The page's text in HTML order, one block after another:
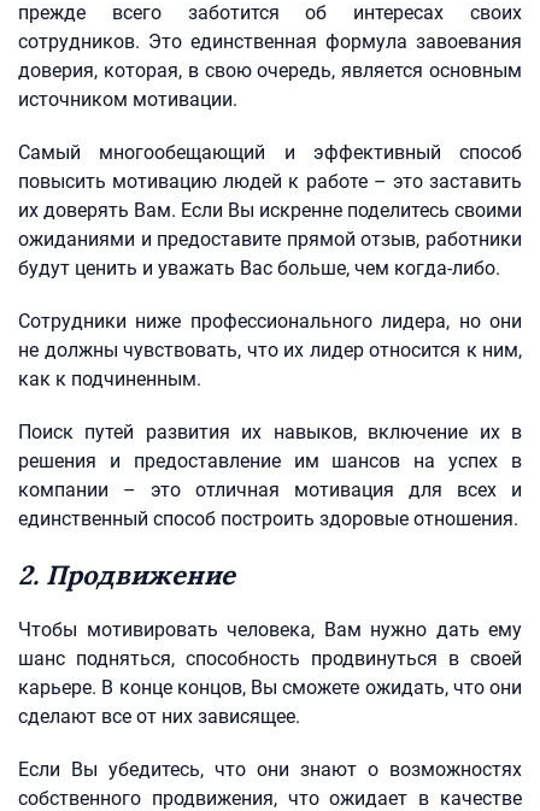
прежде всего заботится об интересах своих
сотрудников. Это единственная формула завоевания
доверия, которая, в свою очередь, является основным
источником мотивации.
Самый многообещающий и эффективный способ
повысить мотивацию людей к работе – это заставить
их доверять Вам. Если Вы искренне поделитесь своими
ожиданиями и предоставите прямой отзыв, работники
будут ценить и уважать Вас больше, чем когда-либо.
Сотрудники ниже профессионального лидера, но они
не должны чувствовать, что их лидер относится к ним,
как к подчиненным.
Поиск путей развития их навыков, включение их в
решения и предоставление им шансов на успех в
компании – это отличная мотивация для всех и
единственный способ построить здоровые отношения.
2. Продвижение
Чтобы мотивировать человека, Вам нужно дать ему
шанс подняться, способность продвинуться в своей
карьере. В конце концов, Вы сможете ожидать, что они
сделают все от них зависящее.
Если Вы убедитесь, что они знают о возможностях
собственного продвижения, что ожидает в качестве